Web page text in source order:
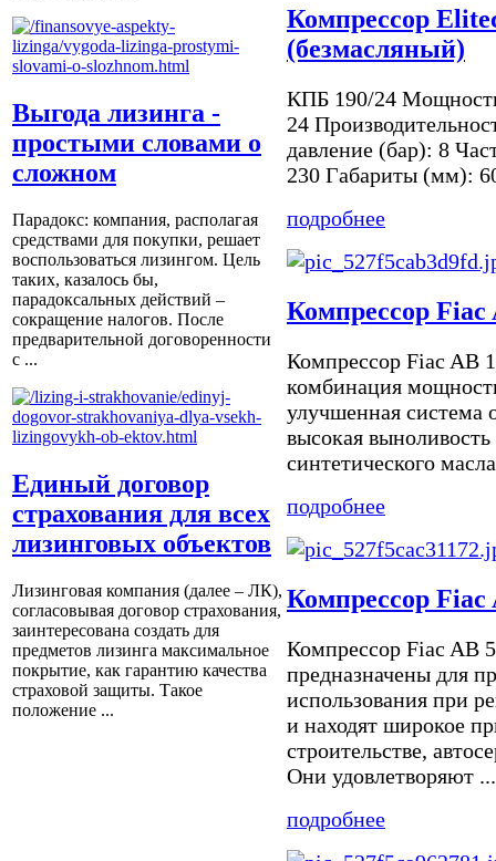
Выгода лизинга -
простыми словами о
сложном
Парадокс: компания, располагая
средствами для покупки, решает
воспользоваться лизингом. Цель
таких, казалось бы,
парадоксальных действий –
сокращение налогов. После
предварительной договоренности
с ...
Единый договор
страхования для всех
лизинговых объектов
Лизинговая компания (далее – ЛК),
согласовывая договор страхования,
заинтересована создать для
предметов лизинга максимальное
покрытие, как гарантию качества
страховой защиты. Такое
положение ...
Компрессор
(безмасляный)
КПБ 190/24
24
давление (бар): 8
230 Габариты (мм):
подробнее
Компрессор Fiac
Компрессор Fiac AB
комбинация
улучшенная система
высокая выноливость
синтетического
подробнее
Компрессор Fiac
Компрессор Fiac AB
предназначены для
использования при
и находят широкое
строительстве,
Они удовлетворяют ...
подробнее